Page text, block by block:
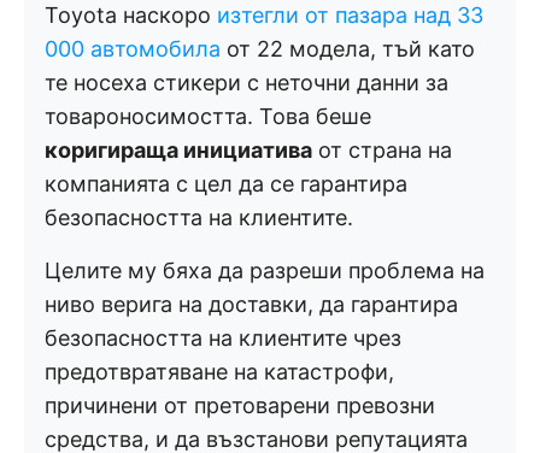
Toyota наскоро изтегли от пазара над 33
000 автомобила от 22 модела, тъй като
те носеха стикери с неточни данни за
товароносимостта. Това беше
коригираща инициатива от страна на
компанията с цел да се гарантира
безопасността на клиентите.
Целите му бяха да разреши проблема на
ниво верига на доставки, да гарантира
безопасността на клиентите чрез
предотвратяване на катастрофи,
причинени от претоварени превозни
средства, и да възстанови репутацията